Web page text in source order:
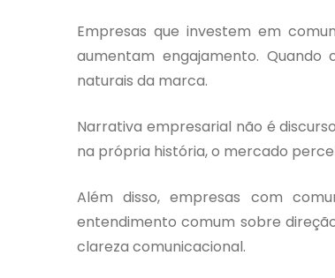
Empresas que investem em
aumentam engajamento.
naturais da marca.
Narrativa empresarial não é
na própria história, o mercado
Além disso, empresas com
entendimento comum sobre
clareza comunicacional.